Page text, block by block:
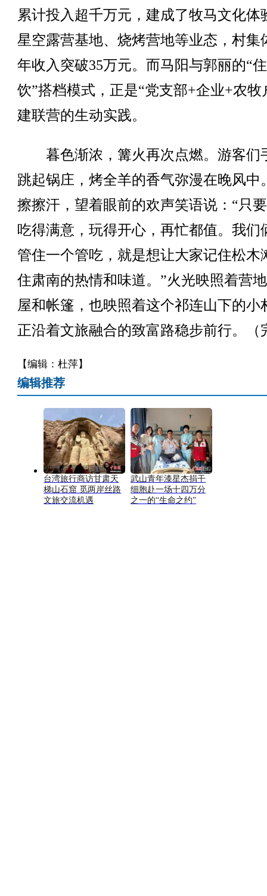
累计投入超千万元，建成了牧马文化体
星空露营基地、烧烤营地等业态，村集
年收入突破35万元。而马阳与郭丽的“
饮”搭档模式，正是“党支部+企业+农牧
建联营的生动实践。
暮色渐浓，篝火再次点燃。游客们
跳起锅庄，烤全羊的香气弥漫在晚风中
擦擦汗，望着眼前的欢声笑语说：“只
吃得满意，玩得开心，再忙都值。我们
管住一个管吃，就是想让大家记住松木
住肃南的热情和味道。”火光映照着营
屋和帐篷，也映照着这个祁连山下的小
正沿着文旅融合的致富路稳步前行。（
【编辑：杜萍】
编辑推荐
台湾旅行商访甘肃天
梯山石窟 觅两岸丝路
文旅交流机遇
武山青年漆星杰捐干
细胞赴一场十四万分
之一的“生命之约”